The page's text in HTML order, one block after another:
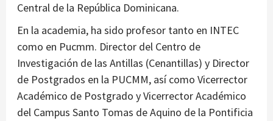
Central de la República Dominicana.
En la academia, ha sido profesor tanto en INTEC
como en Pucmm. Director del Centro de
Investigación de las Antillas (Cenantillas) y Director
de Postgrados en la PUCMM, así como Vicerrector
Académico de Postgrado y Vicerrector Académico
del Campus Santo Tomas de Aquino de la Pontificia